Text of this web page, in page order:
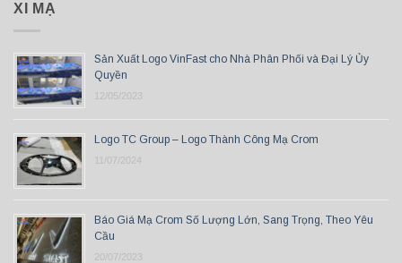
XI MẠ
Sản Xuất Logo VinFast cho Nhà Phân Phối và Đại Lý Ủy
Quyền
12/05/2023
Logo TC Group – Logo Thành Công Mạ Crom
11/07/2024
Báo Giá Mạ Crom Số Lượng Lớn, Sang Trọng, Theo Yêu
Cầu
20/07/2023